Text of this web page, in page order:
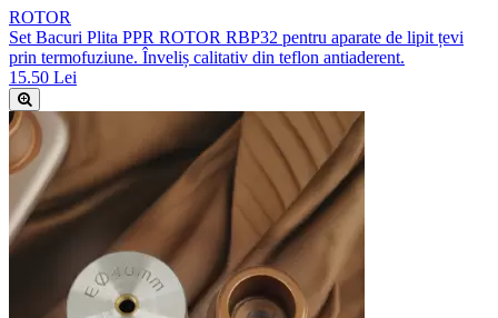
ROTOR
Set Bacuri Plita PPR ROTOR RBP32 pentru aparate de lipit țevi
prin termofuziune. Înveliș calitativ din teflon antiaderent.
15.50 Lei